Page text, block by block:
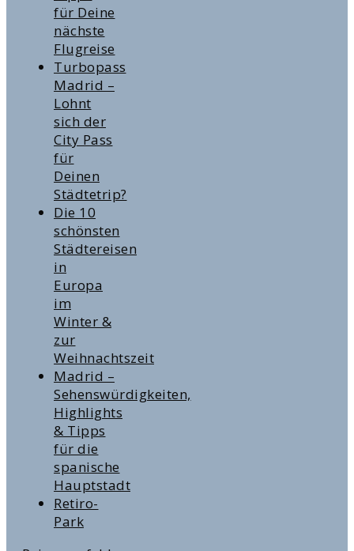
für Deine
nächste
Flugreise
Turbopass
Madrid –
Lohnt
sich der
City Pass
für
Deinen
Städtetrip?
Die 10
schönsten
Städtereisen
in
Europa
im
Winter &
zur
Weihnachtszeit
Madrid –
Sehenswürdigkeiten,
Highlights
& Tipps
für die
spanische
Hauptstadt
Retiro-
Park